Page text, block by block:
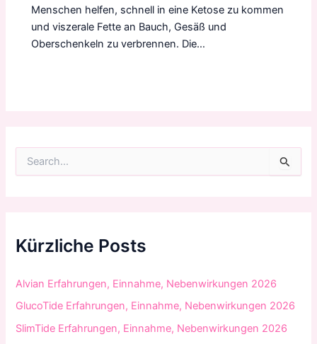
Menschen helfen, schnell in eine Ketose zu kommen
und viszerale Fette an Bauch, Gesäß und
Oberschenkeln zu verbrennen. Die…
n
a
h
Kürzliche Posts
Alvian Erfahrungen, Einnahme, Nebenwirkungen 2026
GlucoTide Erfahrungen, Einnahme, Nebenwirkungen 2026
SlimTide Erfahrungen, Einnahme, Nebenwirkungen 2026